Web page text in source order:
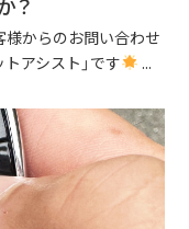
様からのお問い合わせ
アシスト」です
...